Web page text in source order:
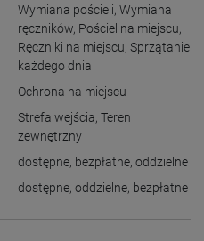
Wymiana pościeli, Wymiana
ręczników, Pościel na miejscu,
Ręczniki na miejscu, Sprzątanie
każdego dnia
Ochrona na miejscu
Strefa wejścia, Teren
zewnętrzny
dostępne, bezpłatne, oddzielne
dostępne, oddzielne, bezpłatne